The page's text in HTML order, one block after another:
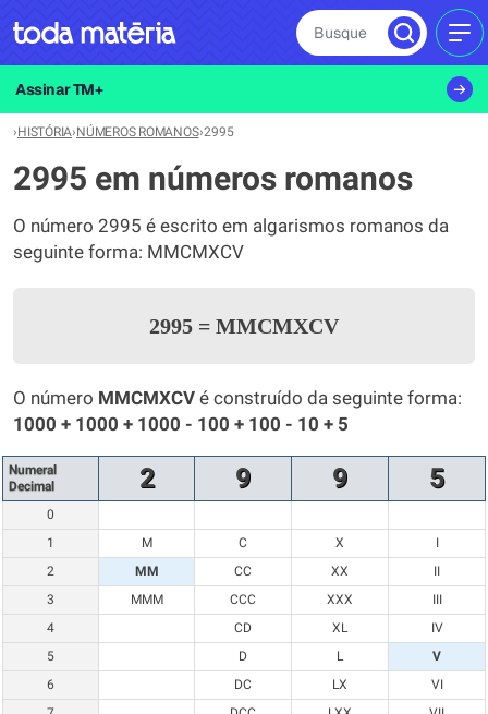
Busque
Assinar TM+
›HISTÓRIA›NÚMEROS ROMANOS›2995
2995 em números romanos
O número 2995 é escrito em algarismos romanos da
seguinte forma: MMCMXCV
2995 = MMCMXCV
O número MMCMXCV é construído da seguinte forma:
1000 + 1000 + 1000 - 100 + 100 - 10 + 5
Numeral
Decimal
2 9 9 5
0
1
M C X
I
2
MM CC XX
II
3
MMM CCC XXX
III
4
CD XL
IV
5
D L
V
6
DC LX
VI